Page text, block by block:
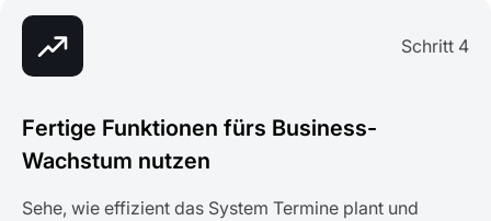
Schritt 4
Fertige Funktionen fürs Business-
Wachstum nutzen
Sehe, wie effizient das System Termine plant und